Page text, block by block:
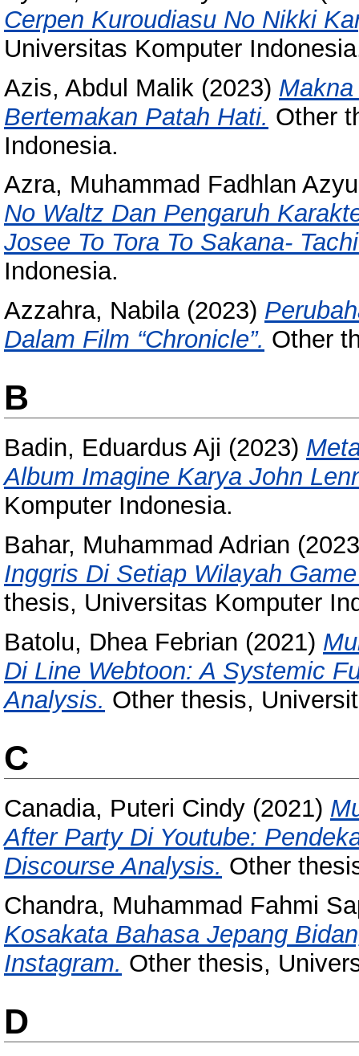
Cerpen Kuroudiasu No Nikki
Universitas Komputer
Azis, Abdul Malik (2023)
Bertemakan Patah Hati. Other
Indonesia.
Azra, Muhammad Fadhlan
No Waltz Dan Pengaruh
Josee To Tora To Sakana-
Indonesia.
Azzahra, Nabila(2023)
Dalam Film “Chronicle”. Other
B
Badin, Eduardus Aji (2023)
Album Imagine Karya John
Komputer Indonesia.
Bahar, Muhammad Adrian
Inggris Di Setiap Wilayah
thesis, Universitas Komputer
Batolu, Dhea Febrian (2021)
Di Line Webtoon: A Systemic
Analysis. Other thesis,
C
Canadia, Puteri Cindy (2021)
After Party Di Youtube:
Discourse Analysis. Other
Chandra, Muhammad Fahmi
Kosakata Bahasa Jepang
Instagram. Other thesis,
D